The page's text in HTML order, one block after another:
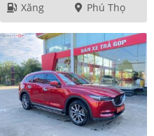
Xăng
Phú Thọ